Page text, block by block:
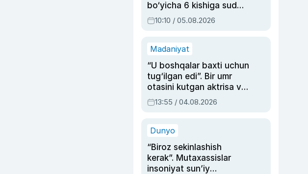
bo‘yicha 6 kishiga sud
hukmi o‘qildi
10:10 / 05.08.2026
Madaniyat
“U boshqalar baxti uchun
tug‘ilgan edi”. Bir umr
otasini kutgan aktrisa va
dublyaj ustasi Rimma
Ahmedovaning
13:55 / 04.08.2026
Dunyo
“Biroz sekinlashish
kerak”. Mutaxassislar
insoniyat sun’iy